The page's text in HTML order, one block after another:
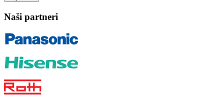
Naši partneri